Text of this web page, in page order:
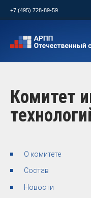
+7 (495) 728-89-59
Комитет
О комитете
Состав
Новости